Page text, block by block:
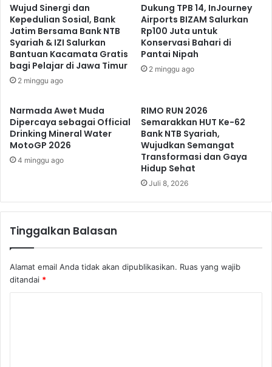
Wujud Sinergi dan
Kepedulian Sosial, Bank
Jatim Bersama Bank NTB
Syariah & IZI Salurkan
Bantuan Kacamata Gratis
bagi Pelajar di Jawa Timur
2 minggu ago
Dukung TPB 14, InJourney
Airports BIZAM Salurkan
Rp100 Juta untuk
Konservasi Bahari di
Pantai Nipah
2 minggu ago
Narmada Awet Muda
Dipercaya sebagai Official
Drinking Mineral Water
MotoGP 2026
4 minggu ago
RIMO RUN 2026
Semarakkan HUT Ke-62
Bank NTB Syariah,
Wujudkan Semangat
Transformasi dan Gaya
Hidup Sehat
Juli 8, 2026
Tinggalkan Balasan
Alamat email Anda tidak akan dipublikasikan. Ruas yang wajib
ditandai *